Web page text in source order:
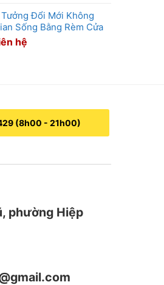
Đổi Mới Không
Sống Bằng Rèm Cửa
hệ
(8h00 - 21h00)
phường Hiệp